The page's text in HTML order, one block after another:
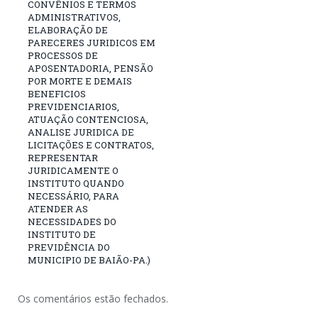
CONVÊNIOS E TERMOS
ADMINISTRATIVOS,
ELABORAÇÃO DE
PARECERES JURIDICOS EM
PROCESSOS DE
APOSENTADORIA, PENSÃO
POR MORTE E DEMAIS
BENEFICIOS
PREVIDENCIARIOS,
ATUAÇÃO CONTENCIOSA,
ANALISE JURIDICA DE
LICITAÇÕES E CONTRATOS,
REPRESENTAR
JURIDICAMENTE O
INSTITUTO QUANDO
NECESSÁRIO, PARA
ATENDER AS
NECESSIDADES DO
INSTITUTO DE
PREVIDÊNCIA DO
MUNICIPIO DE BAIÃO-PA.)
Os comentários estão fechados.